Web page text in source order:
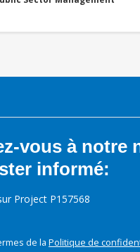
vous à notre
informé:
Project P157568
de la Politique de